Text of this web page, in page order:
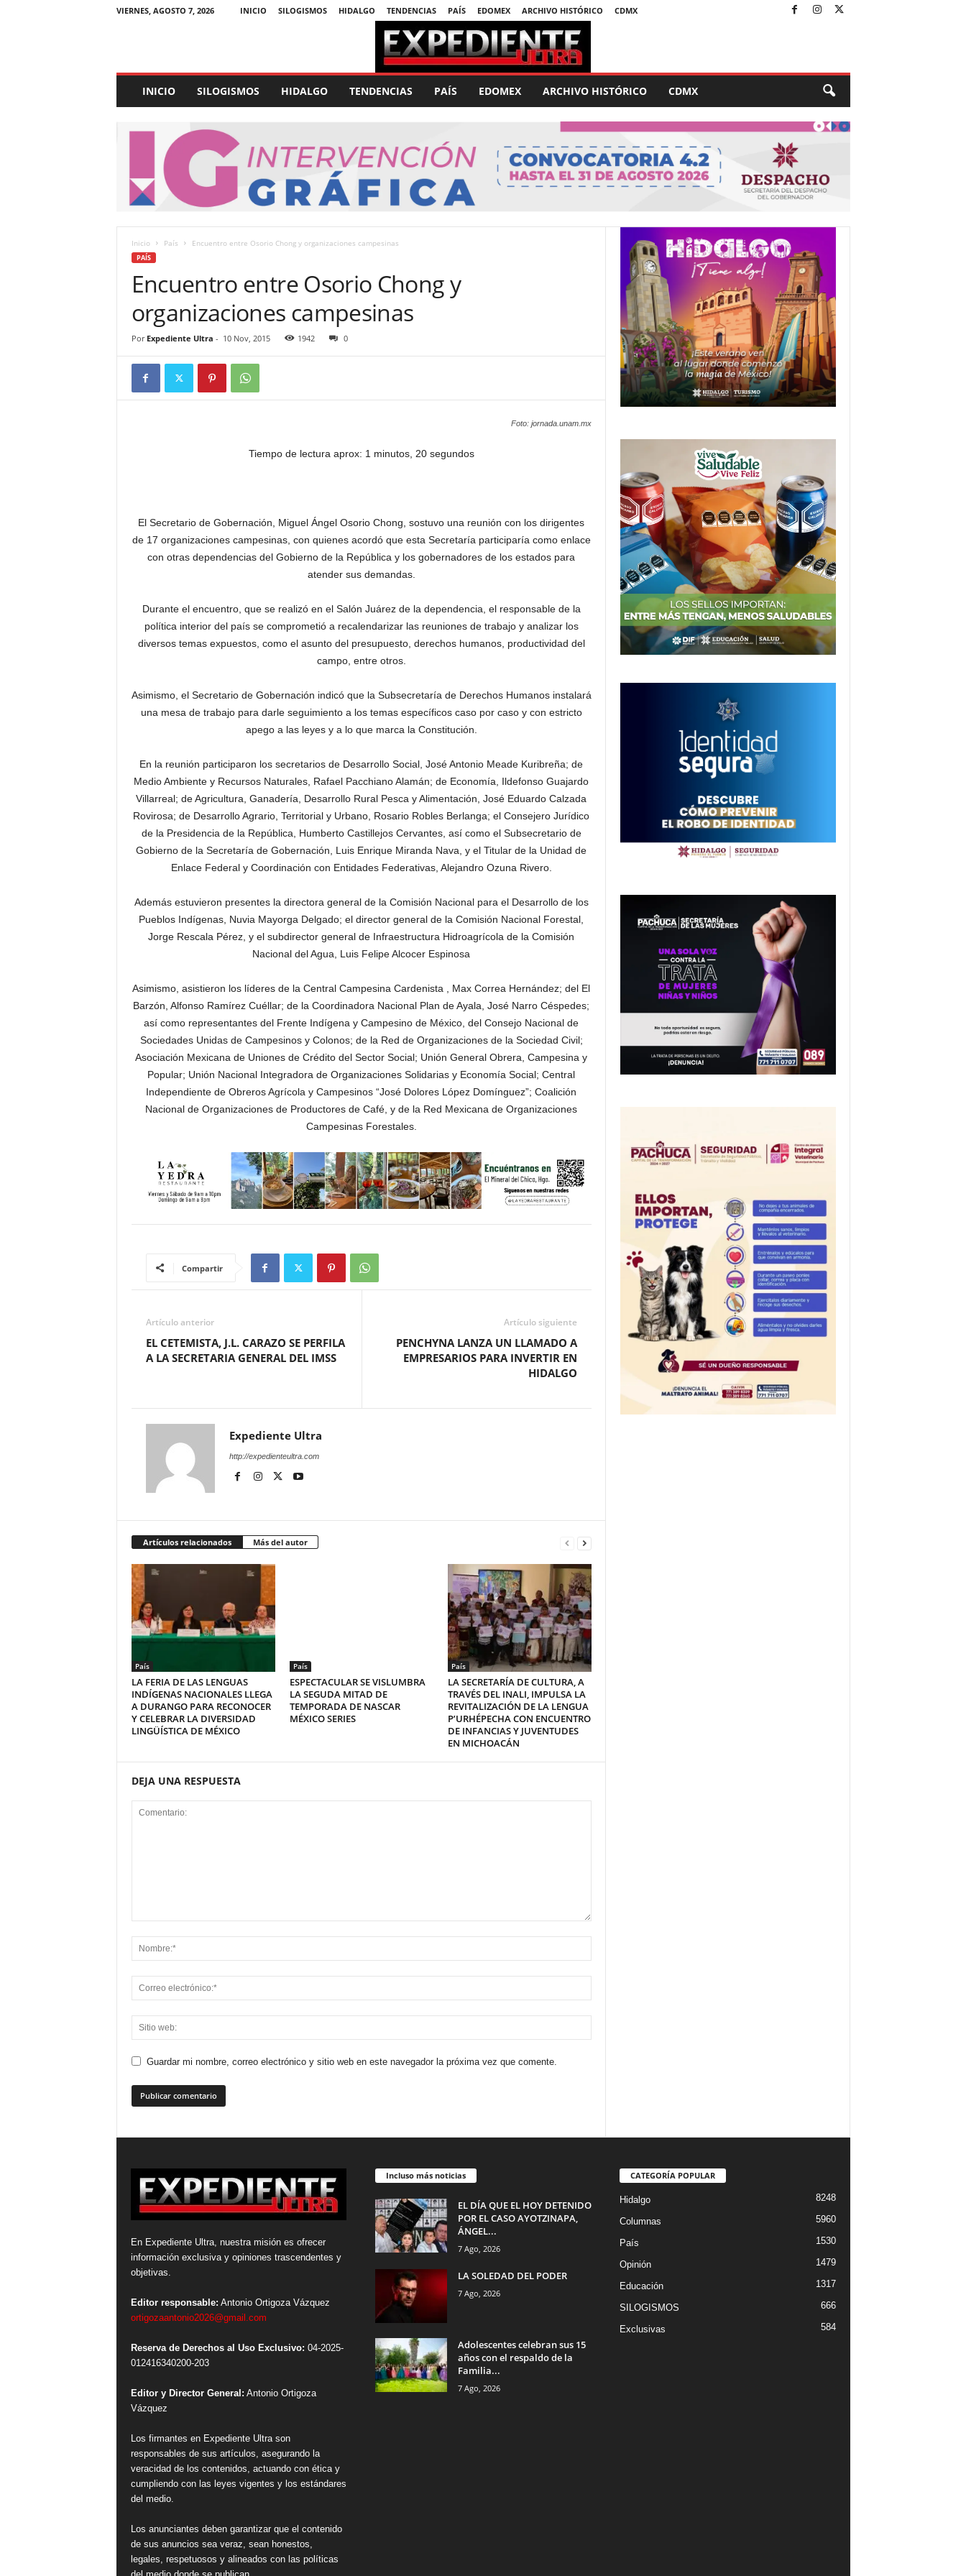
VIERNES, AGOSTO 7, 2026 INICIO SILOGISMOS HIDALGO TENDENCIAS PAÍS EDOMEX ARCHIVO HISTÓRICO CDMX
p
e
U
INICIO SILOGISMOS HIDALGO TENDENCIAS PAÍS EDOMEX ARCHIVO HISTÓRICO CDMX
Inicio País Encuentro entre Osorio Chong y organizaciones campesinas
PAÍS
Encuentro entre Osorio Chong y
organizaciones campesinas
Por Expediente Ultra - 10 Nov, 2015 1942 0
Foto: jornada.unam.mx
Tiempo de lectura aprox: 1 minutos, 20 segundos
El Secretario de Gobernación, Miguel Ángel Osorio Chong, sostuvo una reunión con los dirigentes
de 17 organizaciones campesinas, con quienes acordó que esta Secretaría participaría como enlace
con otras dependencias del Gobierno de la República y los gobernadores de los estados para
atender sus demandas.
Durante el encuentro, que se realizó en el Salón Juárez de la dependencia, el responsable de la
política interior del país se comprometió a recalendarizar las reuniones de trabajo y analizar los
diversos temas expuestos, como el asunto del presupuesto, derechos humanos, productividad del
campo, entre otros.
Asimismo, el Secretario de Gobernación indicó que la Subsecretaría de Derechos Humanos instalará
una mesa de trabajo para darle seguimiento a los temas específicos caso por caso y con estricto
apego a las leyes y a lo que marca la Constitución.
En la reunión participaron los secretarios de Desarrollo Social, José Antonio Meade Kuribreña; de
Medio Ambiente y Recursos Naturales, Rafael Pacchiano Alamán; de Economía, Ildefonso Guajardo
Villarreal; de Agricultura, Ganadería, Desarrollo Rural Pesca y Alimentación, José Eduardo Calzada
Rovirosa; de Desarrollo Agrario, Territorial y Urbano, Rosario Robles Berlanga; el Consejero Jurídico
de la Presidencia de la República, Humberto Castillejos Cervantes, así como el Subsecretario de
Gobierno de la Secretaría de Gobernación, Luis Enrique Miranda Nava, y el Titular de la Unidad de
Enlace Federal y Coordinación con Entidades Federativas, Alejandro Ozuna Rivero.
Además estuvieron presentes la directora general de la Comisión Nacional para el Desarrollo de los
Pueblos Indígenas, Nuvia Mayorga Delgado; el director general de la Comisión Nacional Forestal,
Jorge Rescala Pérez, y el subdirector general de Infraestructura Hidroagrícola de la Comisión
Nacional del Agua, Luis Felipe Alcocer Espinosa
Asimismo, asistieron los líderes de la Central Campesina Cardenista , Max Correa Hernández; del El
Barzón, Alfonso Ramírez Cuéllar; de la Coordinadora Nacional Plan de Ayala, José Narro Céspedes;
así como representantes del Frente Indígena y Campesino de México, del Consejo Nacional de
Sociedades Unidas de Campesinos y Colonos; de la Red de Organizaciones de la Sociedad Civil;
Asociación Mexicana de Uniones de Crédito del Sector Social; Unión General Obrera, Campesina y
Popular; Unión Nacional Integradora de Organizaciones Solidarias y Economía Social; Central
Independiente de Obreros Agrícola y Campesinos “José Dolores López Domínguez”; Coalición
Nacional de Organizaciones de Productores de Café, y de la Red Mexicana de Organizaciones
Campesinas Forestales.
Compartir
Artículo anterior
EL CETEMISTA, J.L. CARAZO SE PERFILA
A LA SECRETARIA GENERAL DEL IMSS
Artículo siguiente
PENCHYNA LANZA UN LLAMADO A
EMPRESARIOS PARA INVERTIR EN
HIDALGO
Expediente Ultra
http://expedienteultra.com
Artículos relacionados Más del autor
País
LA FERIA DE LAS LENGUAS
INDÍGENAS NACIONALES LLEGA
A DURANGO PARA RECONOCER
Y CELEBRAR LA DIVERSIDAD
LINGÜÍSTICA DE MÉXICO
País
ESPECTACULAR SE VISLUMBRA
LA SEGUDA MITAD DE
TEMPORADA DE NASCAR
MÉXICO SERIES
País
LA SECRETARÍA DE CULTURA, A
TRAVÉS DEL INALI, IMPULSA LA
REVITALIZACIÓN DE LA LENGUA
P’URHÉPECHA CON ENCUENTRO
DE INFANCIAS Y JUVENTUDES
EN MICHOACÁN
DEJA UNA RESPUESTA
Guardar mi nombre, correo electrónico y sitio web en este navegador la próxima vez que comente.
En Expediente Ultra, nuestra misión es ofrecer
información exclusiva y opiniones trascendentes y
objetivas.
Editor responsable: Antonio Ortigoza Vázquez
ortigozaantonio2026@gmail.com
Reserva de Derechos al Uso Exclusivo: 04-2025-
012416340200-203
Editor y Director General: Antonio Ortigoza
Vázquez
Los firmantes en Expediente Ultra son
responsables de sus artículos, asegurando la
veracidad de los contenidos, actuando con ética y
cumpliendo con las leyes vigentes y los estándares
del medio.
Los anunciantes deben garantizar que el contenido
de sus anuncios sea veraz, sean honestos,
legales, respetuosos y alineados con las políticas
Incluso más noticias
EL DÍA QUE EL HOY DETENIDO
POR EL CASO AYOTZINAPA,
ÁNGEL...
7 Ago, 2026
LA SOLEDAD DEL PODER
7 Ago, 2026
Adolescentes celebran sus 15
años con el respaldo de la
Familia...
7 Ago, 2026
CATEGORÍA POPULAR
Hidalgo 8248
Columnas 5960
País 1530
Opinión 1479
Educación 1317
SILOGISMOS 666
Exclusivas 584